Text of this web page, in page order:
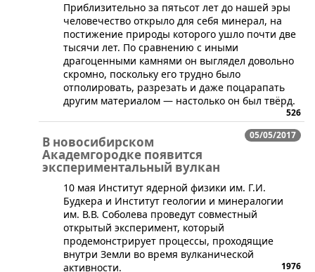
Приблизительно за пятьсот лет до нашей эры
человечество открыло для себя минерал, на
постижение природы которого ушло почти две
тысячи лет. По сравнению с иными
драгоценными камнями он выглядел довольно
скромно, поскольку его трудно было
отполировать, разрезать и даже поцарапать
другим материалом — настолько он был твёрд.
526
05/05/2017
В новосибирском
Академгородке появится
экспериментальный вулкан
​10 мая Институт ядерной физики им. Г.И.
Будкера и Институт геологии и минералогии
им. В.В. Соболева проведут совместный
открытый эксперимент, который
продемонстрирует процессы, проходящие
внутри Земли во время вулканической
активности.
1976